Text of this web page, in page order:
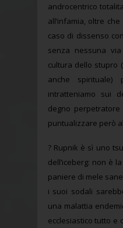
androcentrico
all’infamia, oltre
caso di dissenso
senza nessuna via
cultura dello stupro
anche
intratteniamo sui
degno
puntualizzare però
? Rupnik è sì uno
dell’iceberg: non è
paniere di mele
i suoi sodali
una malattia
ecclesiastico tutto e